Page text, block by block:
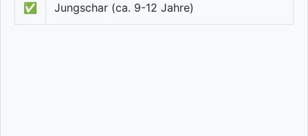
✅ Jungschar (ca. 9-12 Jahre)